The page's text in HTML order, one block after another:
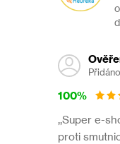
100%
,,Super e-
proti